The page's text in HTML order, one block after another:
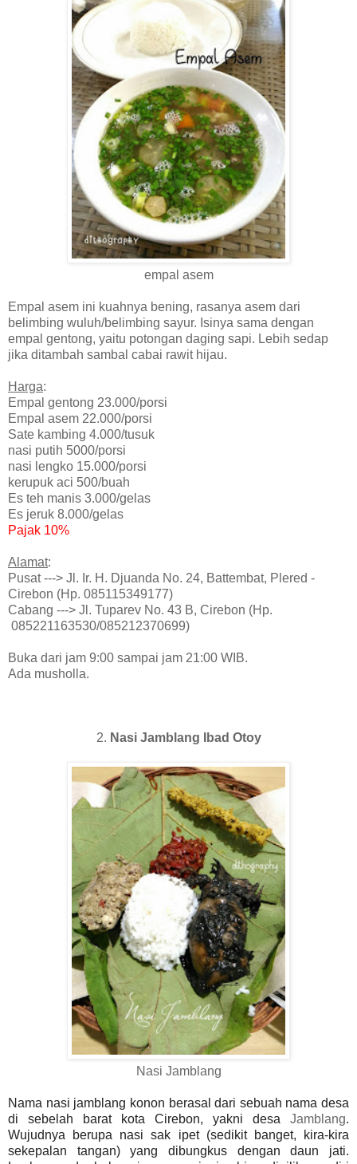
empal asem
Empal asem ini kuahnya bening, rasanya asem dari
belimbing wuluh/belimbing sayur. Isinya sama dengan
empal gentong, yaitu potongan daging sapi. Lebih sedap
jika ditambah sambal cabai rawit hijau.
Harga:
Empal gentong 23.000/porsi
Empal asem 22.000/porsi
Sate kambing 4.000/tusuk
nasi putih 5000/porsi
nasi lengko 15.000/porsi
kerupuk aci 500/buah
Es teh manis 3.000/gelas
Es jeruk 8.000/gelas
Pajak 10%
Alamat:
Pusat ---> Jl. Ir. H. Djuanda No. 24, Battembat, Plered -
Cirebon (Hp. 085115349177)
Cabang ---> Jl. Tuparev No. 43 B, Cirebon (Hp.
085221163530/085212370699)
Buka dari jam 9:00 sampai jam 21:00 WIB.
Ada musholla.
2. Nasi Jamblang Ibad Otoy
Nasi Jamblang
Nama nasi jamblang konon berasal dari sebuah nama desa
di sebelah barat kota Cirebon, yakni desa Jamblang.
Wujudnya berupa nasi sak ipet (sedikit banget, kira-kira
sekepalan tangan) yang dibungkus dengan daun jati.